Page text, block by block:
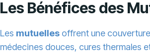
Les Bénéfices des
Les mutuelles offrent une
médecines douces, cures thermales